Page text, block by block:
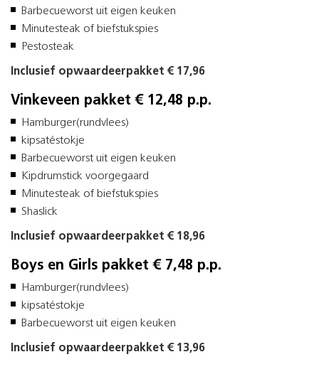
Barbecueworst uit eigen keuken
Minutesteak of biefstukspies
Pestosteak
Inclusief opwaardeerpakket € 17,96
Vinkeveen pakket € 12,48 p.p.
Hamburger(rundvlees)
kipsatéstokje
Barbecueworst uit eigen keuken
Kipdrumstick voorgegaard
Minutesteak of biefstukspies
Shaslick
Inclusief opwaardeerpakket € 18,96
Boys en Girls pakket € 7,48 p.p.
Hamburger(rundvlees)
kipsatéstokje
Barbecueworst uit eigen keuken
Inclusief opwaardeerpakket € 13,96